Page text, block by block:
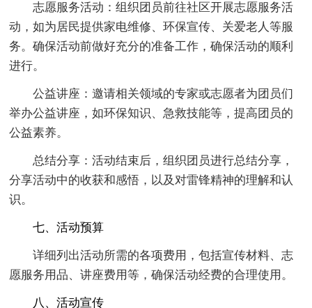
志愿服务活动：组织团员前往社区开展志愿服务活
动，如为居民提供家电维修、环保宣传、关爱老人等服
务。确保活动前做好充分的准备工作，确保活动的顺利
进行。
公益讲座：邀请相关领域的专家或志愿者为团员们
举办公益讲座，如环保知识、急救技能等，提高团员的
公益素养。
总结分享：活动结束后，组织团员进行总结分享，
分享活动中的收获和感悟，以及对雷锋精神的理解和认
识。
七、活动预算
详细列出活动所需的各项费用，包括宣传材料、志
愿服务用品、讲座费用等，确保活动经费的合理使用。
八、活动宣传